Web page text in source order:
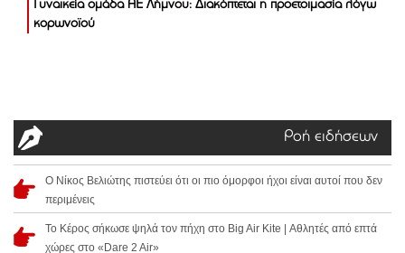
Γυναικεία ομάδα ΑΕ Λήμνου: Διακόπτεται η προετοιμασία λόγω
κορωνοϊού
Ροή ειδήσεων
Ο Νίκος Βελιώτης πιστεύει ότι οι πιο όμορφοι ήχοι είναι αυτοί που δεν
περιμένεις
Το Κέρος σήκωσε ψηλά τον πήχη στο Big Air Kite | Αθλητές από επτά
χώρες στο «Dare 2 Air»